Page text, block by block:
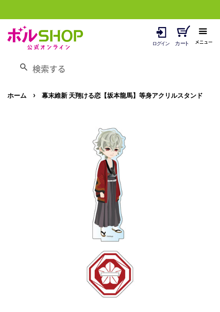
メニュー
検索する
ホーム › 幕末維新 天翔ける恋【坂本龍馬】等身アクリルスタンド